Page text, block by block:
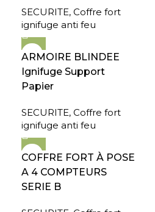
SECURITE, Coffre fort
ignifuge anti feu
ARMOIRE BLINDEE
Ignifuge Support
Papier
SECURITE, Coffre fort
ignifuge anti feu
COFFRE FORT À POSE
A 4 COMPTEURS
SERIE B